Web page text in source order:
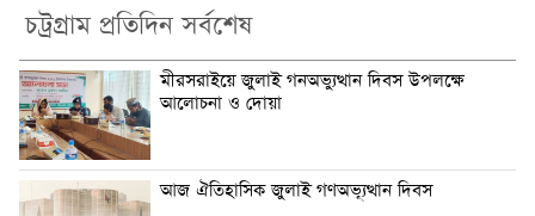
চট্রগ্রাম প্রতিদিন সর্বশেষ
মীরসরাইয়ে জুলাই গনঅভ্যুত্থান দিবস উপলক্ষে
আলোচনা ও দোয়া
আজ ঐতিহাসিক জুলাই গণঅভ্যূত্থান দিবস